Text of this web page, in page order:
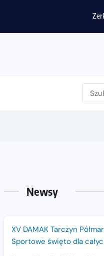
Newsy
XV DAMAK Tarczyn
Sportowe święto dla